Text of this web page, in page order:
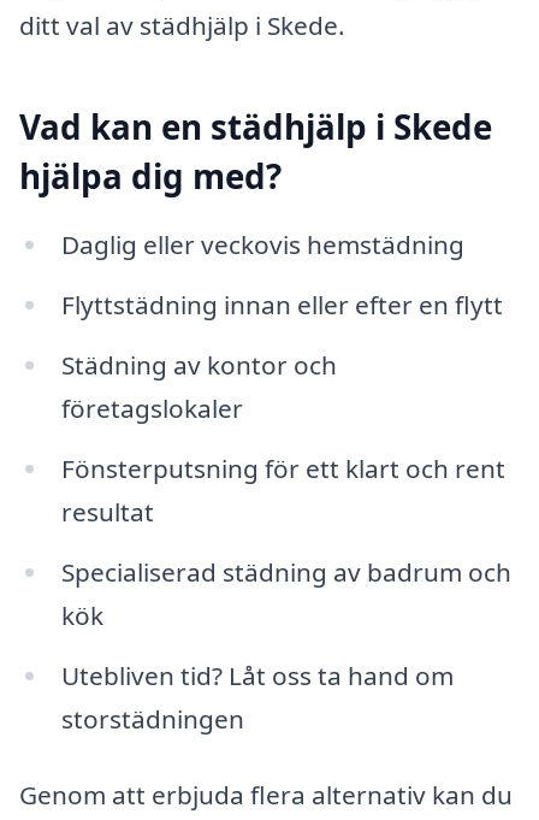
ditt val av städhjälp i Skede.
Vad kan en städhjälp i Skede
hjälpa dig med?
Daglig eller veckovis hemstädning
Flyttstädning innan eller efter en flytt
Städning av kontor och
företagslokaler
Fönsterputsning för ett klart och rent
resultat
Specialiserad städning av badrum och
kök
Utebliven tid? Låt oss ta hand om
storstädningen
Genom att erbjuda flera alternativ kan du